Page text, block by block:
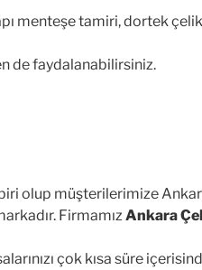
menteşe tamiri, dortek
de faydalanabilirsiniz.
olup müşterilerimize
FirmamızAnkara
çok kısa süre